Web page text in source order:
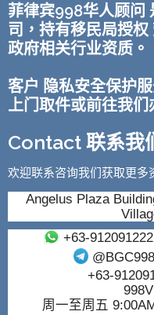
菲律宾998华人顾问
司，持有移民局授
政府相关行业资质。
客户 隐私安全保护
上门取件或前往我们
Contact 联系我
欢迎联系咨询我们获取更多
Angelus Plaza
+63-
@BGC998
+63-
周一至周五